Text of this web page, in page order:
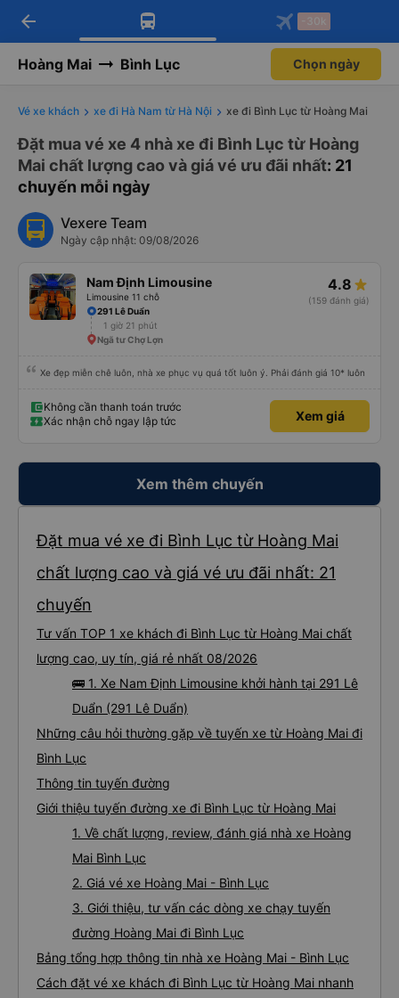
Tải app Vexere ngay!
Nhận ưu đãi thành viên độc
Mở app
Tải app Vexere
-30k/ghế khi đặt vé máy bay qua
Mở app
arrow_back -30k
Hoàng Mai Bình Lục Chọn ngày
Vé xe khách xe đi Hà Nam từ Hà Nội xe đi Bình Lục từ Hoàng Mai
Đặt mua vé xe 4 nhà xe đi Bình Lục từ Hoàng
Mai chất lượng cao và giá vé ưu đãi nhất: 21
chuyến mỗi ngày
Vexere Team
Ngày cập nhật: 09/08/2026
Nam Định Limousine
Limousine 11 chỗ
4.8
(159 đánh giá)
291 Lê Duẩn
1 giờ 21 phút
Ngã tư Chợ Lợn
Xe đẹp miễn chê luôn, nhà xe phục vụ quá tốt luôn ý. Phải đánh giá 10* luôn
Không cần thanh toán trước
Xác nhận chỗ ngay lập tức
Xem giá
Xem thêm chuyến
Đặt mua vé xe đi Bình Lục từ Hoàng Mai
chất lượng cao và giá vé ưu đãi nhất: 21
chuyến
Tư vấn TOP 1 xe khách đi Bình Lục từ Hoàng Mai chất
lượng cao, uy tín, giá rẻ nhất 08/2026
🚌 1. Xe Nam Định Limousine khởi hành tại 291 Lê
Duẩn (291 Lê Duẩn)
Những câu hỏi thường gặp về tuyến xe từ Hoàng Mai đi
Bình Lục
Thông tin tuyến đường
Giới thiệu tuyến đường xe đi Bình Lục từ Hoàng Mai
1. Về chất lượng, review, đánh giá nhà xe Hoàng
Mai Bình Lục
2. Giá vé xe Hoàng Mai - Bình Lục
3. Giới thiệu, tư vấn các dòng xe chạy tuyến
đường Hoàng Mai đi Bình Lục
Bảng tổng hợp thông tin nhà xe Hoàng Mai - Bình Lục
Cách đặt vé xe khách đi Bình Lục từ Hoàng Mai nhanh